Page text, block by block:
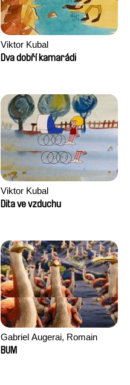
Viktor Kubal
Dva dobří kamarádi
Viktor Kubal
Dita ve vzduchu
Gabriel Augerai, Romain
Augier, Laurie Pereira De
BUM